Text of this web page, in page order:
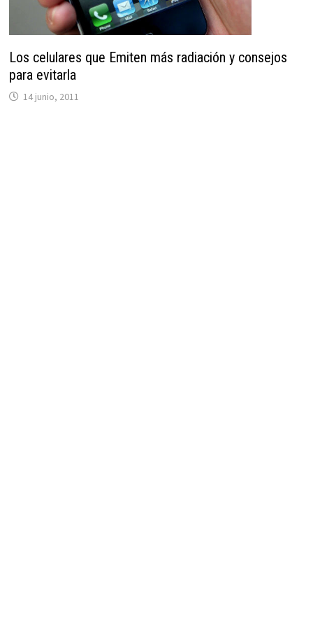
Los celulares que Emiten más radiación y consejos
para evitarla
14 junio, 2011